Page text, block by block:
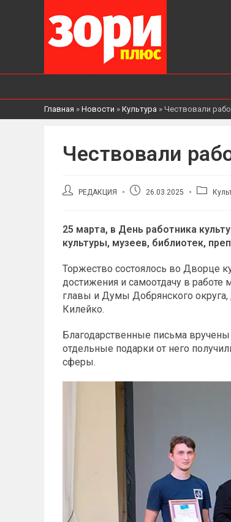
Главная » Новости » Культура » Чествовали
Чествовали
АвторРЕДАКЦИЯ
Запись26.03.2025
Рубрика
25 марта, в День работника
культуры, музеев, библиотек,
Торжество состоялось во Дворце
достижения и самоотдачу в
главы и Думы Добрянского округа,
Килейко.
Благодарственные письма
отдельные подарки от него
сферы.